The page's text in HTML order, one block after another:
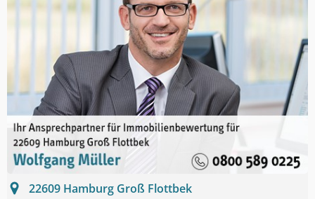
22609 Hamburg Groß Flottbek